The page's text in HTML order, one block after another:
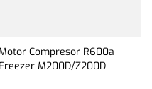
Compresor R600a
Freezer M200D/Z200D